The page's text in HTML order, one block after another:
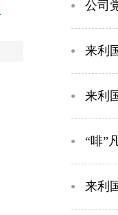
公司
来利
来利
“啡”
来利